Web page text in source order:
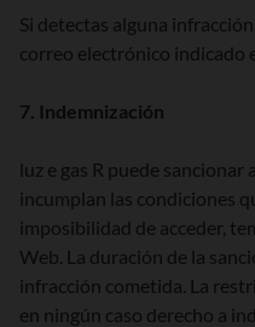
Si detectas alguna
correo electrónico indicado
7. Indemnización
luz e gas R puede
incumplan las condiciones
imposibilidad de acceder,
Web. La duración de la
infracción cometida. La
en ningún caso derecho a